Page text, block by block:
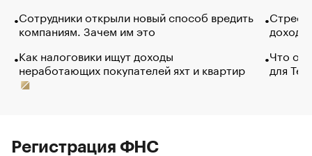
Сотрудники открыли новый способ вредить
компаниям. Зачем им это
Как налоговики ищут доходы
неработающих покупателей яхт и квартир
Что
для
Регистрация ФНС